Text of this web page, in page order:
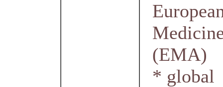
(EMA)
* global